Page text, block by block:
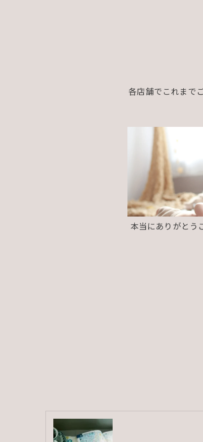
各店舗でこれまで
本当にありがとう